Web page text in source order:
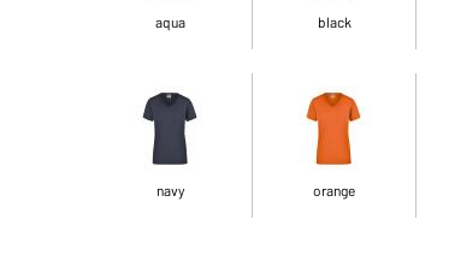
aqua black
navy orange